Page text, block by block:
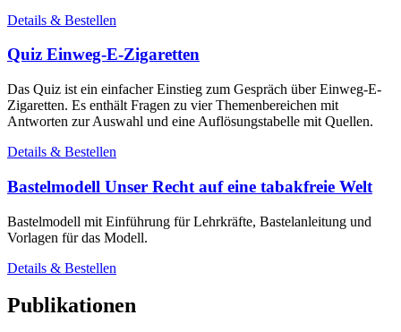
Details & Bestellen
Quiz Einweg-E-Zigaretten
Das Quiz ist ein einfacher Einstieg zum Gespräch über Einweg-E-
Zigaretten. Es enthält Fragen zu vier Themenbereichen mit
Antworten zur Auswahl und eine Auflösungstabelle mit Quellen.
Details & Bestellen
Bastelmodell Unser Recht auf eine tabakfreie Welt
Bastelmodell mit Einführung für Lehrkräfte, Bastelanleitung und
Vorlagen für das Modell.
Details & Bestellen
Publikationen